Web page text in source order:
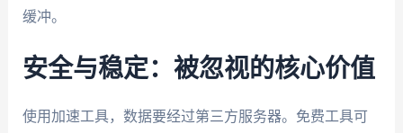
缓冲。
安全与稳定：被忽视的核心价值
使用加速工具，数据要经过第三方服务器。免费工具可